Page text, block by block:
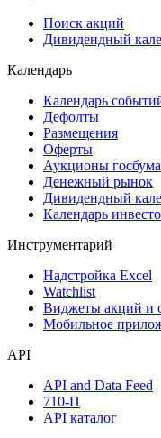
Самые популярные
Дивидендный
Календарь
Календарь
Дефолты
Размещения
Оферты
Денежный рынок
Календарь
Инструментарий
Мобильное
API